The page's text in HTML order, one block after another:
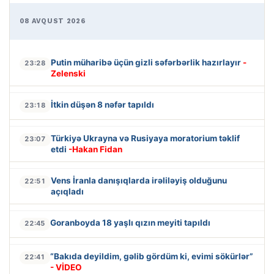
08 AVQUST 2026
23:28 Putin müharibə üçün gizli səfərbərlik hazırlayır -
Zelenski
23:18 İtkin düşən 8 nəfər tapıldı
23:07
Türkiyə Ukrayna və Rusiyaya moratorium təklif
etdi -Hakan Fidan
22:51
Vens İranla danışıqlarda irəliləyiş olduğunu
açıqladı
22:45 Goranboyda 18 yaşlı qızın meyiti tapıldı
22:41
“Bakıda deyildim, gəlib gördüm ki, evimi sökürlər”
- VİDEO